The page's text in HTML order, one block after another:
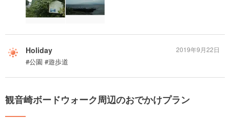
Holiday
#公園 #遊歩道
2019年9月22日
観音崎ボードウォーク周辺のおでかけプラン